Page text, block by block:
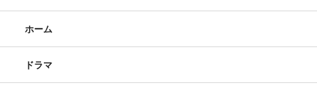
ホーム
ドラマ